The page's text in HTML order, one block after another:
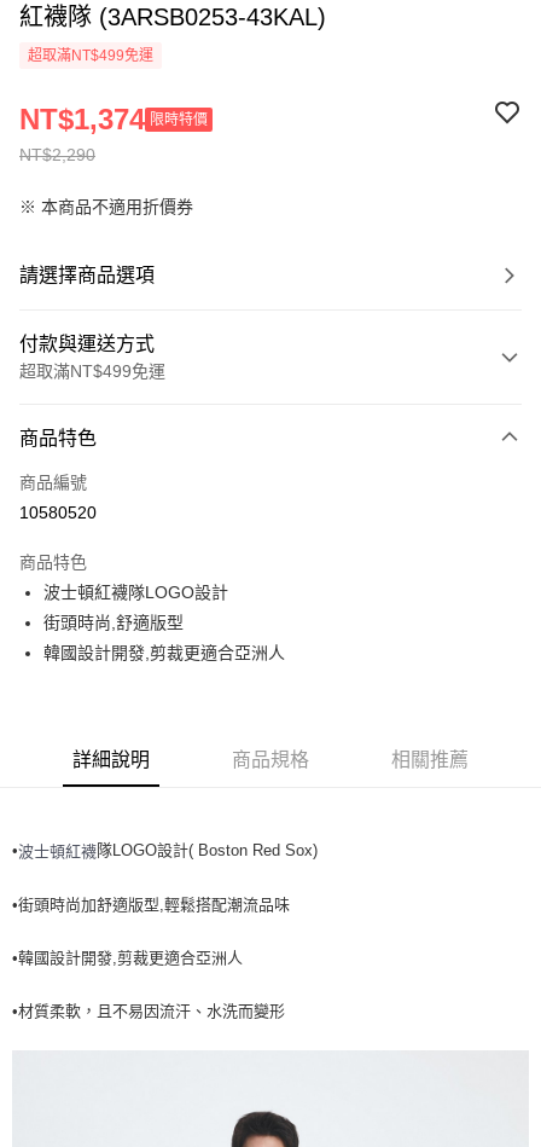
紅襪隊 (3ARSB0253-43KAL)
超取滿NT$499免運
NT$2,290
NT$1,374 限時特價
※ 本商品不適用折價券
請選擇商品選項
付款與運送方式
超取滿NT$499免運
信用卡一次付款
超商取貨付款
Apple Pay
街口支付
全家取貨付款<未取貨列黑名單/不支援離島取退>
全家取貨<不支援離島取退>
每筆NT$60，滿NT$499(含以上)免運費
7-11取貨<不支援離島取退>
每筆NT$80，滿NT$699(含以上)免運費
商品特色
商品編號
10580520
商品特色
波士頓紅襪隊LOGO設計
街頭時尚,舒適版型
韓國設計開發,剪裁更適合亞洲人
詳細說明 商品規格 相關推薦
•波士頓紅襪隊LOGO設計( Boston Red Sox)
•街頭時尚加舒適版型,輕鬆搭配潮流品味
•韓國設計開發,剪裁更適合亞洲人
•材質柔軟，且不易因流汗、水洗而變形